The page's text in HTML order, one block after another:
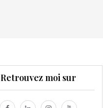
Retrouvez moi sur